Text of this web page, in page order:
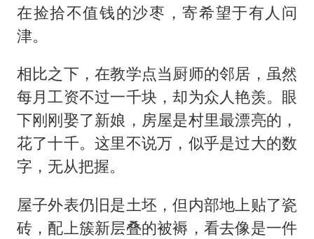
在捡拾不值钱的沙枣，寄希望于有人问
津。
相比之下，在教学点当厨师的邻居，虽然
每月工资不过一千块，却为众人艳羡。眼
下刚刚娶了新娘，房屋是村里最漂亮的，
花了十千。这里不说万，似乎是过大的数
字，无从把握。
屋子外表仍旧是土坯，但内部地上贴了瓷
砖，配上簇新层叠的被褥，看去像是一件